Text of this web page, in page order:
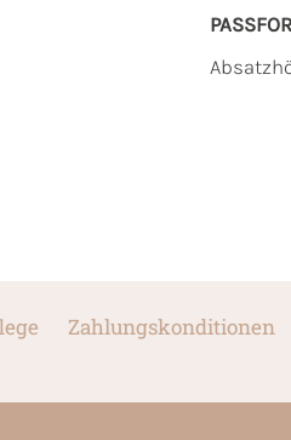
Zahlungskonditionen